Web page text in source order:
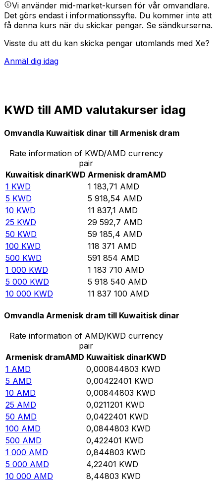
Vi använder mid-market-kursen för vår omvandlare.
Det görs endast i informationssyfte. Du kommer inte att
få denna kurs när du skickar pengar. Se sändkurserna.
Visste du att du kan skicka pengar utomlands med Xe?
Anmäl dig idag
KWD till AMD valutakurser idag
Omvandla Kuwaitisk dinar till Armenisk dram
Rate information of KWD/AMD currency
pair
Kuwaitisk dinarKWD Armenisk dramAMD
1 KWD 1 183,71 AMD
5 KWD 5 918,54 AMD
10 KWD 11 837,1 AMD
25 KWD 29 592,7 AMD
50 KWD 59 185,4 AMD
100 KWD 118 371 AMD
500 KWD 591 854 AMD
1 000 KWD 1 183 710 AMD
5 000 KWD 5 918 540 AMD
10 000 KWD 11 837 100 AMD
Omvandla Armenisk dram till Kuwaitisk dinar
Rate information of AMD/KWD currency
pair
Armenisk dramAMD Kuwaitisk dinarKWD
1 AMD 0,000844803 KWD
5 AMD 0,00422401 KWD
10 AMD 0,00844803 KWD
25 AMD 0,0211201 KWD
50 AMD 0,0422401 KWD
100 AMD 0,0844803 KWD
500 AMD 0,422401 KWD
1 000 AMD 0,844803 KWD
5 000 AMD 4,22401 KWD
10 000 AMD 8,44803 KWD